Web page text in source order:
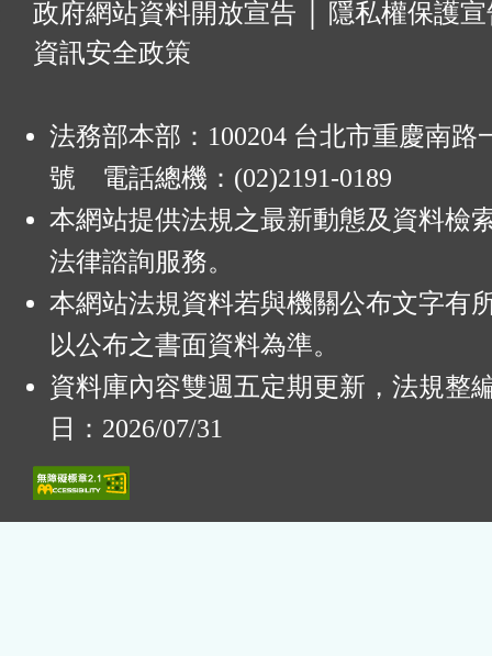
政府網站資料開放宣告
隱私權保護
資訊安全政策
法務部本部：100204 台北市重慶南路
號 電話總機：(02)2191-0189
本網站提供法規之最新動態及資料檢
法律諮詢服務。
本網站法規資料若與機關公布文字有
以公布之書面資料為準。
資料庫內容雙週五定期更新，法規整
日：2026/07/31